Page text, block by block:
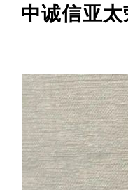
中诚信亚